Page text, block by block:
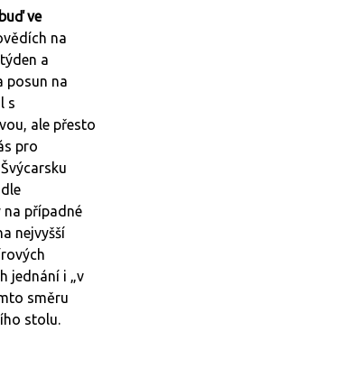
ve
na
a
posun na
s
ale přesto
pro
na případné
nejvyšší
jednání i „v
směru
stolu.